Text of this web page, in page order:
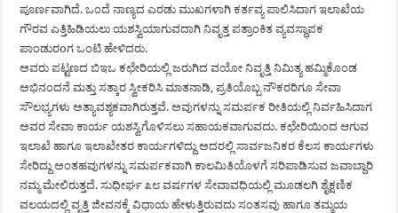
ಪೂರ್ಣವಾಗಿದೆ. ಒಂದೆ ನಾಣ್ಯದ ಎರಡು ಮುಖಗಳಾಗಿ ಕರ್ತವ್ಯ ಪಾಲಿಸಿದಾಗ ಇಲಾಖೆಯ
ಗೌರವ ಎತ್ತಿಹಿಡಿಯಲು ಯಶಸ್ವಿಯಾಗುವದಾಗಿ ನಿವೃತ್ತ ಪತ್ರಾಂಕಿತ ವ್ಯವಸ್ಥಾಪಕ
ಪಾಂಡುರoಗ ಒಂಟಿ ಹೇಳಿದರು.
ಅವರು ಪಟ್ಟಣದ ಬಿಇಒ ಕಛೇರಿಯಲ್ಲಿ ಜರುಗಿದ ವಯೋ ನಿವೃತ್ತಿ ನಿಮಿತ್ಯ ಹಮ್ಮಿಕೊಂಡ
ಅಭಿನಂದನೆ ಮತ್ತು ಸತ್ಕಾರ ಸ್ವೀಕರಿಸಿ ಮಾತನಾಡಿ, ಪ್ರತಿಯೊಬ್ಬ ನೌಕರರಿಗೂ ಸೇವಾ
ಸೌಲಭ್ಯಗಳು ಅತ್ಯಾವಶ್ಯಕವಾಗಿರುತ್ತವೆ. ಅವುಗಳನ್ನು ಸಮರ್ಪಕ ರೀತಿಯಲ್ಲಿ ನಿರ್ವಹಿಸಿದಾಗ
ಅವರ ಸೇವಾ ಕಾರ್ಯ ಯಶಸ್ವಿಗೊಳಿಸಲು ಸಹಾಯಕವಾಗುವದು. ಕಛೇರಿಯಿಂದ ಆಗುವ
ಇಲಾಖೆ ಹಾಗೂ ಇಲಾಖೇತರ ಕಾರ್ಯಗಳಿದ್ದು ಅದರಲ್ಲಿ ಸಾರ್ವಜನಿಕರ ಕೆಲಸ ಕಾರ್ಯಗಳು
ಸೇರಿದ್ದು ಅಂತಹವುಗಳನ್ನು ಸಮರ್ಪಕವಾಗಿ ಕಾಲಮಿತಿಯೊಳಗೆ ಸರಿಪಾಡಿಸುವ ಜವಾಬ್ದಾರಿ
ನಮ್ಮ ಮೇಲಿರುತ್ತದೆ. ಸುಧೀರ್ಘ ೩೮ ವರ್ಷಗಳ ಸೇವಾವಧಿಯಲ್ಲಿ ಮೂಡಲಗಿ ಶೈಕ್ಷಣಿಕ
ವಲಯದಲ್ಲಿ ವೃತ್ತಿ ಜೀವನಕ್ಕೆ ವಿಧಾಯ ಹೇಳುತ್ತಿರುವದು ಸಂತಸವು ಹಾಗೂ ತಮ್ಮಯ